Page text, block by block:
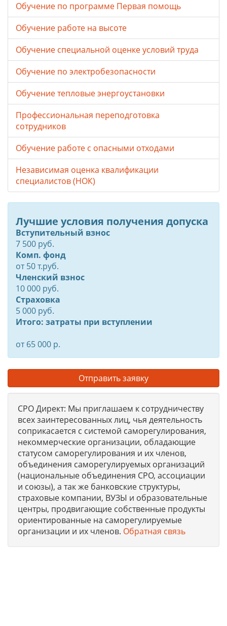
Обучение по программе Первая помощь
Обучение работе на высоте
Обучение специальной оценке условий труда
Обучение по электробезопасности
Обучение тепловые энергоустановки
Профессиональная переподготовка
сотрудников
Обучение работе с опасными отходами
Независимая оценка квалификации
специалистов (НОК)
Лучшие условия получения допуска
Вступительный взнос
7 500 руб.
Комп. фонд
от50т.руб.
Членский взнос
10 000 руб.
Страховка
5 000 руб.
Итого: затраты при вступлении
от 65 000 р.
Отправить заявку
СРО Директ: Мы приглашаем к сотрудничеству
всех заинтересованных лиц, чья деятельность
соприкасается с системой саморегулирования,
некоммерческие организации, обладающие
статусом саморегулирования и их членов,
объединения саморегулируемых организаций
(национальные объединения СРО, ассоциации
и союзы), а так же банковские структуры,
страховые компании, ВУЗЫ и образовательные
центры, продвигающие собственные продукты
ориентированные на саморегулируемые
организации и их членов. Обратная связь